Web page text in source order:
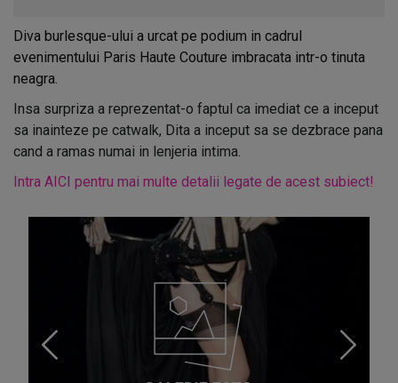
Diva burlesque-ului a urcat pe podium in cadrul
evenimentului Paris Haute Couture imbracata intr-o tinuta
neagra.
Insa surpriza a reprezentat-o faptul ca imediat ce a inceput
sa inainteze pe catwalk, Dita a inceput sa se dezbrace pana
cand a ramas numai in lenjeria intima.
Intra AICI pentru mai multe detalii legate de acest subiect!